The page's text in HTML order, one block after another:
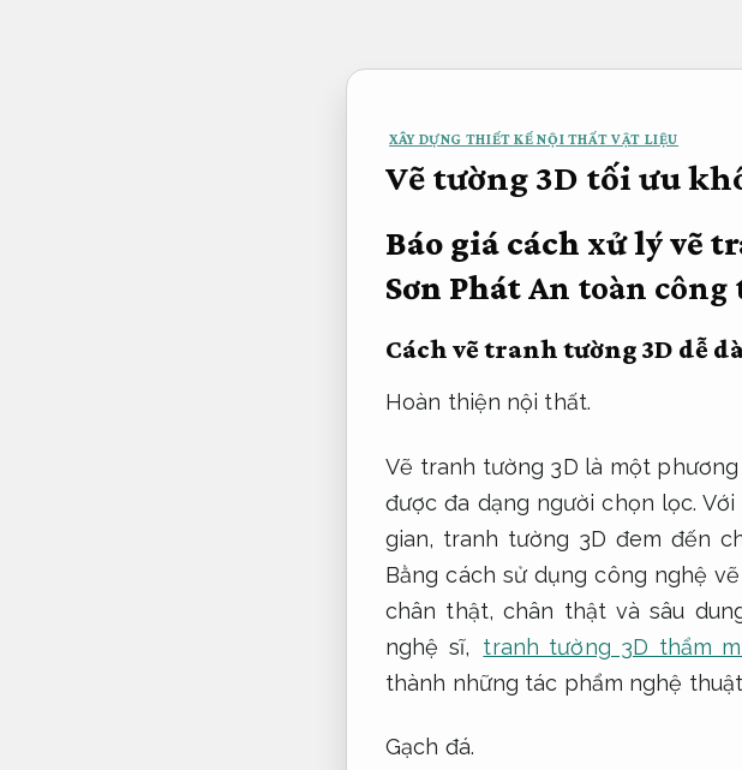
XÂY DỰNG THIẾT KẾ NỘI THẤT VẬT LIỆU
Vẽ tường 3D tối ưu
Báo giá cách xử lý vẽ
Sơn PhátAn toàn
Cách vẽ tranh tường 3D dễ
Hoàn thiện nội thất.
Vẽ tranh tường 3D là một
được đa dạng người chọn lọc.
gian, tranh tường 3D đem đến
Bằng cách sử dụng công nghệ
chân thật, chân thật và sâu
nghệ sĩ,
tranh tường 3D thẩm
thành những tác phẩm nghệ
Gạch đá.